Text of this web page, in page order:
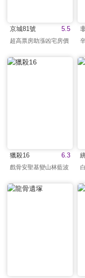
5.5
京城81號
超高票房助漲凶宅房價
6.3
獵殺16
戲骨安聖基變山林藍波